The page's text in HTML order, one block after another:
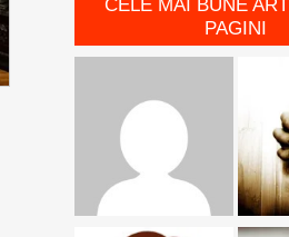
CELE MAI BUNE
PAGINI